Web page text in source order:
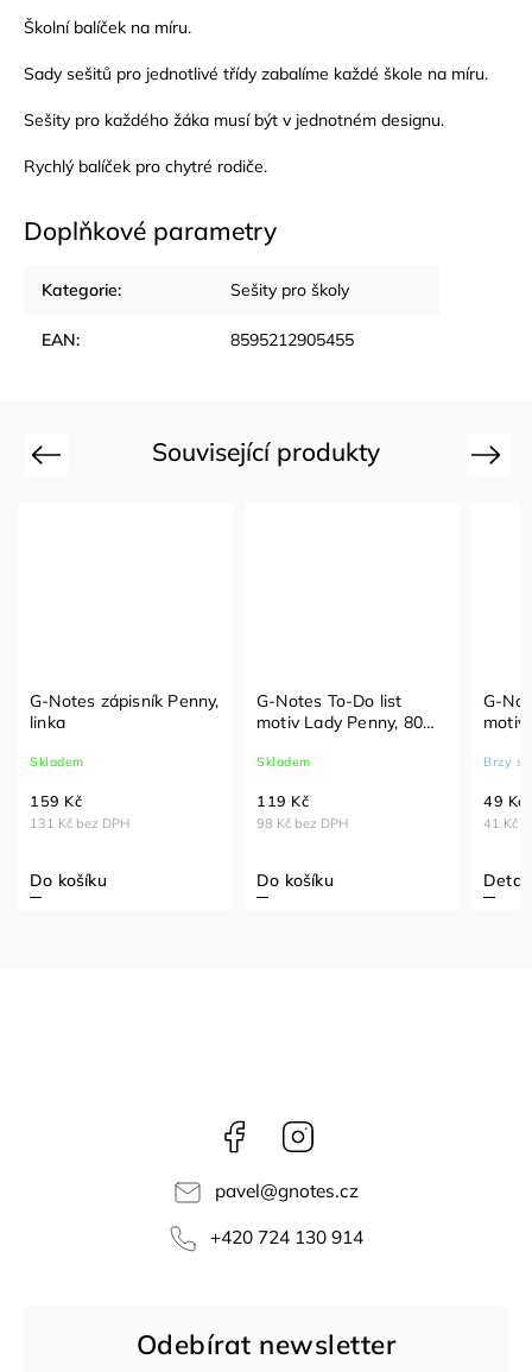
Školní balíček na míru.
Sady sešitů pro jednotlivé třídy zabalíme každé škole na míru.
Sešity pro každého žáka musí být v jednotném designu.
Rychlý balíček pro chytré rodiče.
Doplňkové parametry
Kategorie: Sešity pro školy
EAN: 8595212905455
Související produkty
Previous
G-Notes zápisník Penny,
linka
Skladem
131 Kč bez DPH
159 Kč
Do košíku
G-Notes To-Do list
motiv Lady Penny, 80
Skladem
98 Kč bez DPH
119 Kč
Do košíku
G-
motiv
Brzy
41 Kč
49 Kč
Detail
Next
Facebook
pavel@gnotes.cz
+420 724 130 914
Odebírat newsletter